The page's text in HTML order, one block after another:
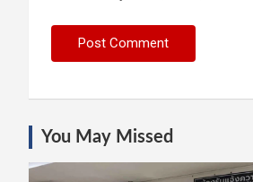
You May Missed